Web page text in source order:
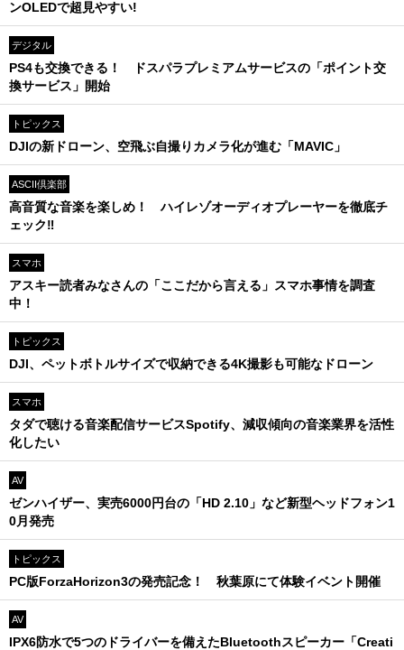
ンOLEDで超見やすい!
デジタル
PS4も交換できる！ ドスパラプレミアムサービスの「ポイント交
換サービス」開始
トピックス
DJIの新ドローン、空飛ぶ自撮りカメラ化が進む「MAVIC」
ASCII倶楽部
高音質な音楽を楽しめ！ ハイレゾオーディオプレーヤーを徹底チ
ェック‼
スマホ
アスキー読者みなさんの「ここだから言える」スマホ事情を調査
中！
トピックス
DJI、ペットボトルサイズで収納できる4K撮影も可能なドローン
スマホ
タダで聴ける音楽配信サービスSpotify、減収傾向の音楽業界を活性
化したい
AV
ゼンハイザー、実売6000円台の「HD 2.10」など新型ヘッドフォン1
0月発売
トピックス
PC版ForzaHorizon3の発売記念！ 秋葉原にて体験イベント開催
AV
IPX6防水で5つのドライバーを備えたBluetoothスピーカー「Creati